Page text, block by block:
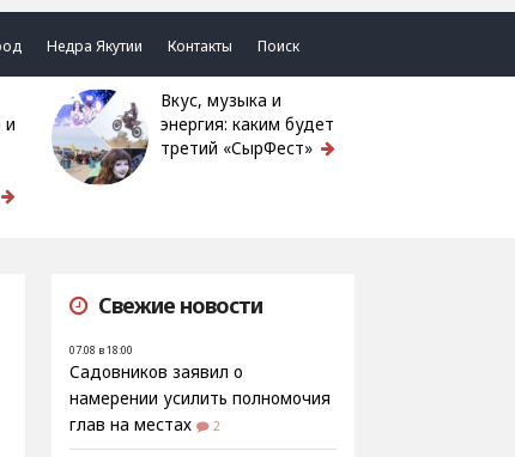
Недра Якутии Контакты Поиск
и
Вкус, музыка и
энергия: каким будет
третий «СырФест»
Свежие новости
07.08 в 18:00
Садовников заявил о
намерении усилить полномочия
глав на местах
2